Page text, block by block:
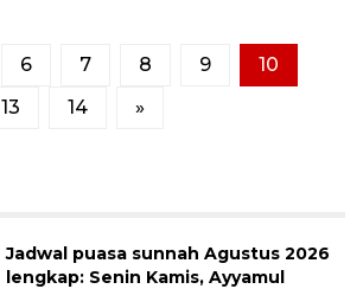
6 7 8 9
10
13 14 »
Jadwal puasa sunnah Agustus 2026
lengkap: Senin Kamis, Ayyamul